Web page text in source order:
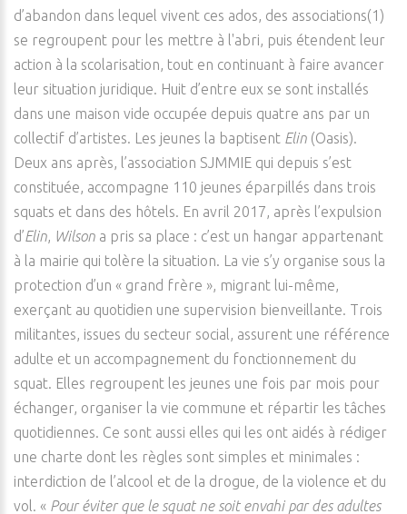
d’abandon dans lequel vivent ces ados, des associations(1)
se regroupent pour les mettre à l'abri, puis étendent leur
action à la scolarisation, tout en continuant à faire avancer
leur situation juridique. Huit d’entre eux se sont installés
dans une maison vide occupée depuis quatre ans par un
collectif d’artistes. Les jeunes la baptisent Elin (Oasis).
Deux ans après, l’association SJMMIE qui depuis s’est
constituée, accompagne 110 jeunes éparpillés dans trois
squats et dans des hôtels. En avril 2017, après l’expulsion
d’Elin, Wilson a pris sa place : c’est un hangar appartenant
à la mairie qui tolère la situation. La vie s’y organise sous la
protection d’un « grand frère », migrant lui-même,
exerçant au quotidien une supervision bienveillante. Trois
militantes, issues du secteur social, assurent une référence
adulte et un accompagnement du fonctionnement du
squat. Elles regroupent les jeunes une fois par mois pour
échanger, organiser la vie commune et répartir les tâches
quotidiennes. Ce sont aussi elles qui les ont aidés à rédiger
une charte dont les règles sont simples et minimales :
interdiction de l’alcool et de la drogue, de la violence et du
vol. « Pour éviter que le squat ne soit envahi par des adultes